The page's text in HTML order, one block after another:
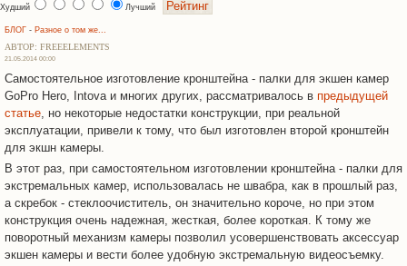
Худший Лучший
БЛОГ - Разное о том же...
АВТОР: FREEELEMENTS
21.05.2014 00:00
Самостоятельное изготовление кронштейна - палки для экшен камер
GoPro Hero, Intova и многих других, рассматривалось в предыдущей
статье , но некоторые недостатки конструкции, при реальной
эксплуатации, привели к тому, что был изготовлен второй кронштейн
для экшн камеры.
В этот раз, при самостоятельном изготовлении кронштейна - палки для
экстремальных камер, использовалась не швабра, как в прошлый раз,
а скребок - стеклоочиститель, он значительно короче, но при этом
конструкция очень надежная, жесткая, более короткая. К тому же
поворотный механизм камеры позволил усовершенствовать аксессуар
экшен камеры и вести более удобную экстремальную видеосъемку.